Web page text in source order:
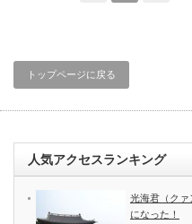
トップページに戻る
人気アクセスランキング
光海君（クァ
になった！